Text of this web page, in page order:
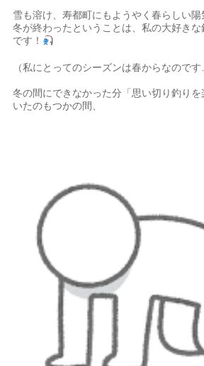
雪も溶け、寿都町にもようやく春らしい陽
冬が終わったということは、私の大好き
です！
（私にとってのシーズンは春からなのです
冬の間にできなかった分「思い切り釣り
いたのもつかの間、